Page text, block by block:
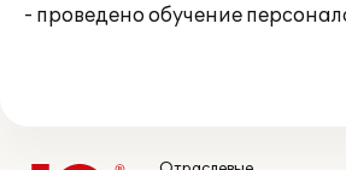
- проведено обучение